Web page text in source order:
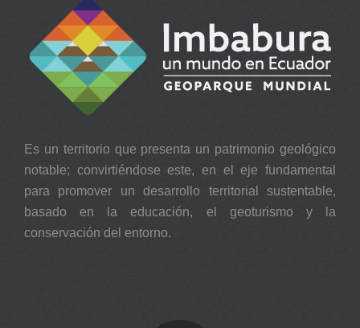
Es un territorio que presenta un patrimonio geológico
notable; convirtiéndose este, en el eje fundamental
para promover un desarrollo territorial sustentable,
basado en la educación, el geoturismo y la
conservación del entorno.